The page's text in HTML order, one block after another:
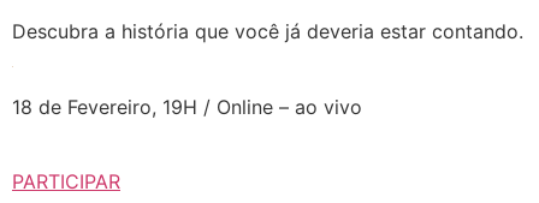
Descubra a história que você já deveria estar contando.
18 de Fevereiro, 19H / Online – ao vivo
PARTICIPAR